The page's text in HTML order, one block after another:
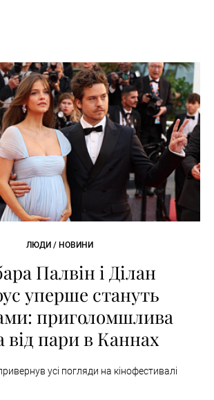
ЛЮДИ / НОВИНИ
Палвін і Ділан
уперше стануть
приголомшлива
від пари в Каннах
усі погляди на кінофестивалі